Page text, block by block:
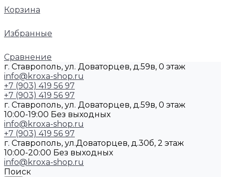
Корзина
Избранные
Сравнение
г. Ставрополь, ул. Доваторцев, д.59в, 0 этаж
info@kroxa-shop.ru
+7 (903) 419 56 97
+7 (903) 419 56 97
г. Ставрополь, ул. Доваторцев, д.59в, 0 этаж
10:00-19:00 Без выходных
info@kroxa-shop.ru
+7 (903) 419 56 97
г. Ставрополь, ул.Доваторцев, д.30б, 2 этаж
10:00-20:00 Без выходных
info@kroxa-shop.ru
Поиск